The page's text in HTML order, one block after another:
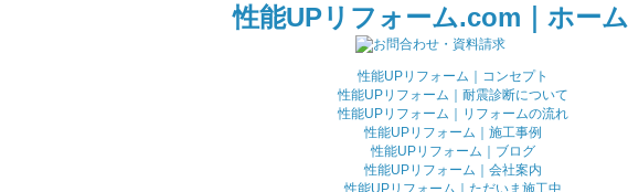
性能UPリフォーム.com｜ホーム
性能UPリフォーム｜コンセプト
性能UPリフォーム｜耐震診断について
性能UPリフォーム｜リフォームの流れ
性能UPリフォーム｜施工事例
性能UPリフォーム｜ブログ
性能UPリフォーム｜会社案内
性能UPリフォーム｜ただいま施工中